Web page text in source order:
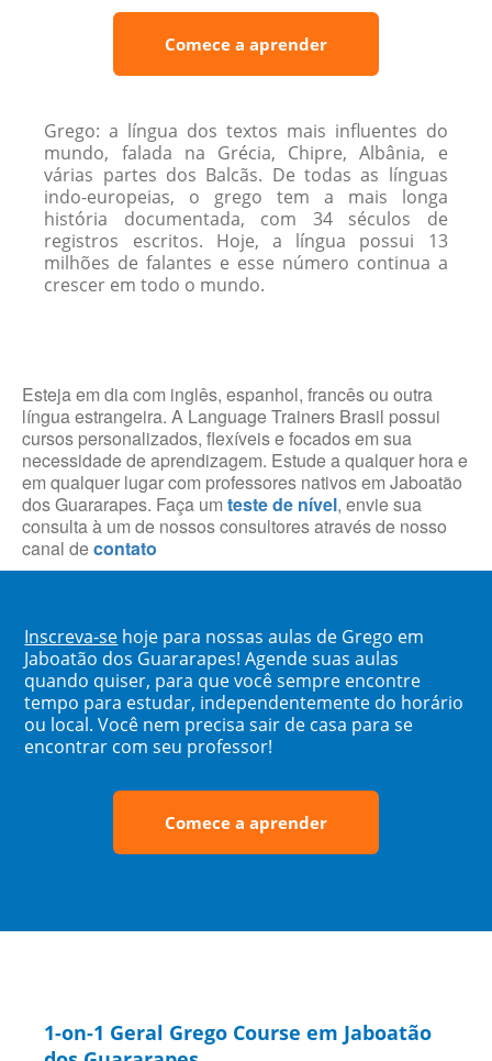
Comece a aprender
Grego: a língua dos textos mais influentes do
mundo, falada na Grécia, Chipre, Albânia, e
várias partes dos Balcãs. De todas as línguas
indo-europeias, o grego tem a mais longa
história documentada, com 34 séculos de
registros escritos. Hoje, a língua possui 13
milhões de falantes e esse número continua a
crescer em todo o mundo.
Esteja em dia com inglês, espanhol, francês ou outra
língua estrangeira. A Language Trainers Brasil possui
cursos personalizados, flexíveis e focados em sua
necessidade de aprendizagem. Estude a qualquer hora e
em qualquer lugar com professores nativos em Jaboatão
dos Guararapes. Faça um teste de nível, envie sua
consulta à um de nossos consultores através de nosso
canal decontato
Inscreva-se hoje para nossas aulas de Grego em
Jaboatão dos Guararapes! Agende suas aulas
quando quiser, para que você sempre encontre
tempo para estudar, independentemente do horário
ou local. Você nem precisa sair de casa para se
encontrar com seu professor!
Comece a aprender
1-on-1 Geral Grego Course em Jaboatão